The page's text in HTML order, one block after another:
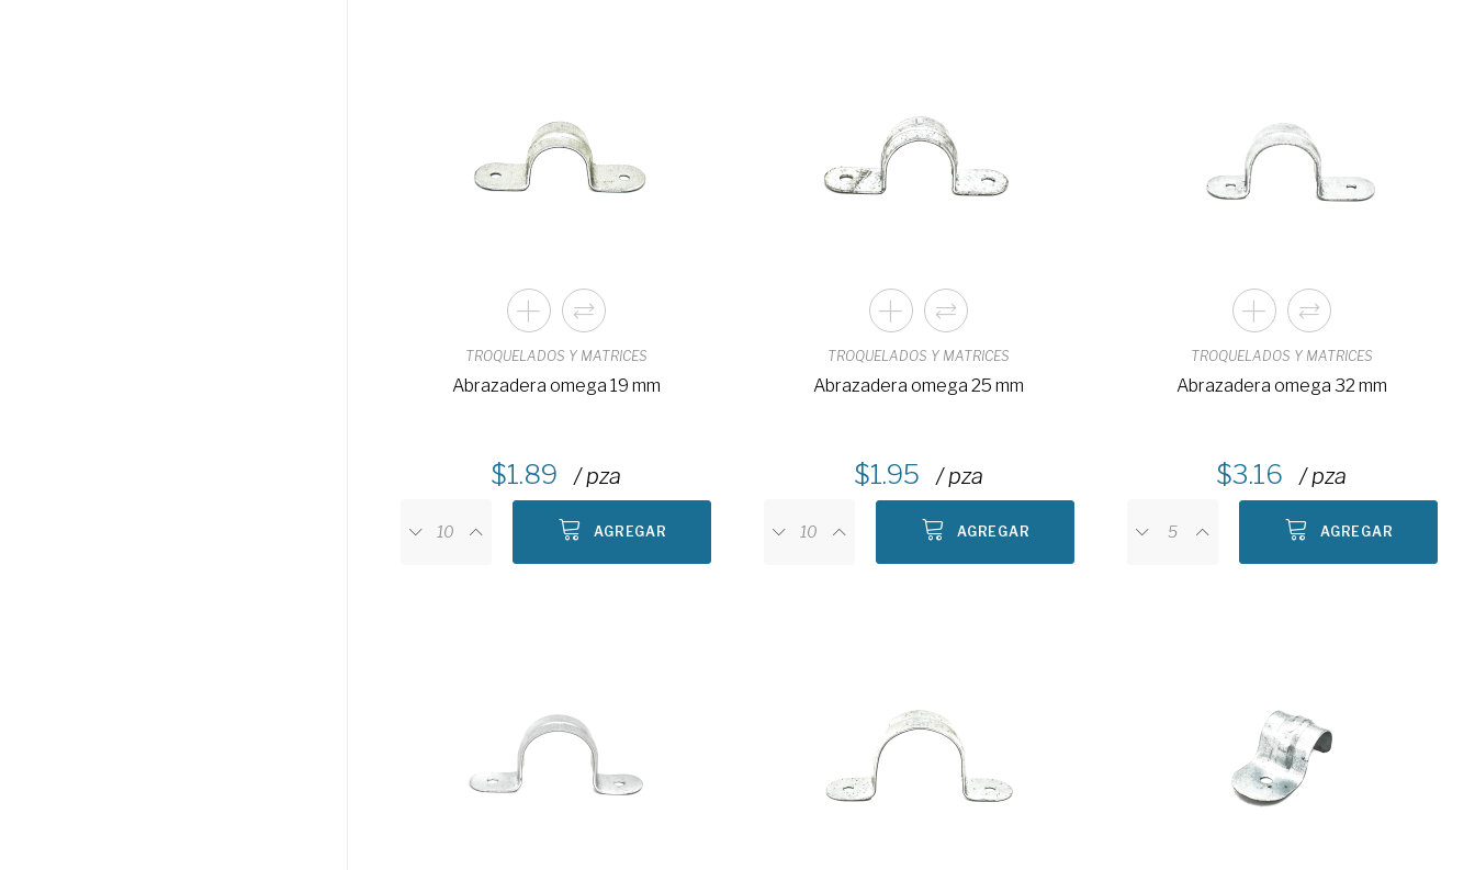
TROQUELADOS Y MATRICES
Abrazadera omega 19 mm
1.89 / pza
AGREGAR
TROQUELADOS Y MATRICES
Abrazadera omega 25 mm
1.95 / pza
AGREGAR
TROQUELADOS Y MATRICES
Abrazadera omega 32 mm
3.16 / pza
AGREGAR